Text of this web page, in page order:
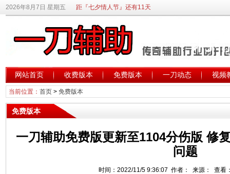
2026年8月7日 星期五 距『七夕情人节』还有11天
网站首页 收费版本 免费版本 一刀动态 视频
当前位置： 首页> 免费版本
免费版本
一刀辅助免费版更新至1104分伤版 修
问题
时间：2022/11/5 9:36:07 作者： 来源： 查看